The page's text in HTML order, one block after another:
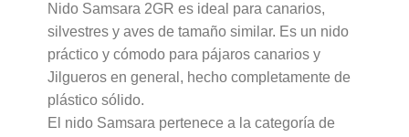
Nido Samsara 2GR es ideal para canarios,
silvestres y aves de tamaño similar. Es un nido
práctico y cómodo para pájaros canarios y
Jilgueros en general, hecho completamente de
plástico sólido.
El nido Samsara pertenece a la categoría de